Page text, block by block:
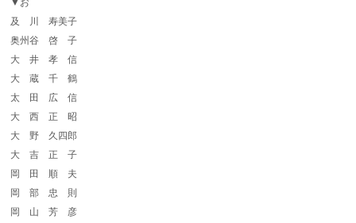
▼お
及 川 寿美子
奥州谷 啓 子
大 井 孝 信
大 蔵 千 鶴
太 田 広 信
大 西 正 昭
大 野 久四郎
大 吉 正 子
岡 田 順 夫
岡 部 忠 則
岡 山 芳 彦